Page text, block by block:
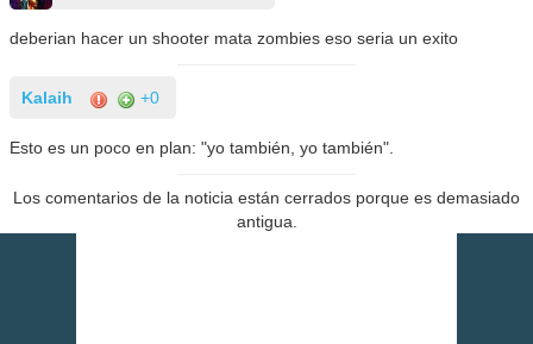
deberian hacer un shooter mata zombies eso seria un exito
Kalaih +0
Esto es un poco en plan: "yo también, yo también".
Los comentarios de la noticia están cerrados porque es demasiado
antigua.